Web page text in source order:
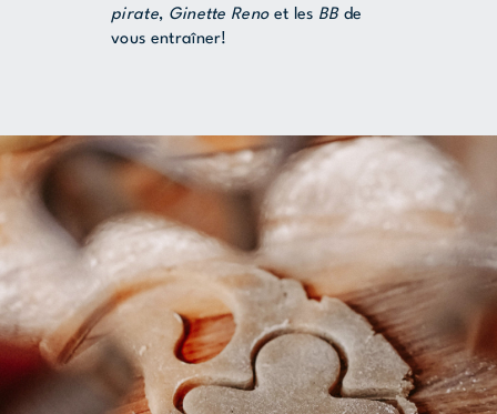
pirate, Ginette Renoet les BBde
vous entraîner!